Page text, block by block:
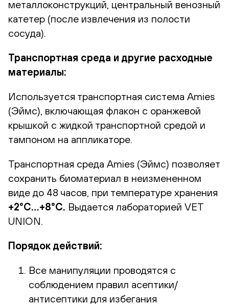
металлоконструкций, центральный венозный
катетер (после извлечения из полости
сосуда).
Транспортная среда и другие расходные
материалы:
Используется транспортная система Amies
(Эймс), включающая флакон с оранжевой
крышкой с жидкой транспортной средой и
тампоном на аппликаторе.
Транспортная среда Amies (Эймс) позволяет
сохранить биоматериал в неизмененном
виде до 48 часов, при температуре хранения
+2°С…+8°С. Выдается лабораторией VET
UNION.
Порядок действий:
Все манипуляции проводятся с
соблюдением правил асептики/
антисептики для избегания